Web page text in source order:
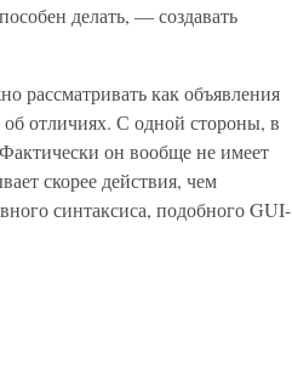
делать, — создавать
рассматривать как объявления
отличиях. С одной стороны, в
он вообще не имеет
скорее действия, чем
синтаксиса, подобного GUI-